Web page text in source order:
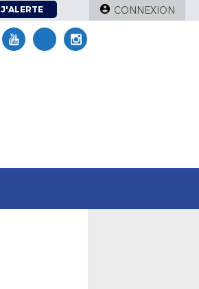
J'ALERTE CONNEXION